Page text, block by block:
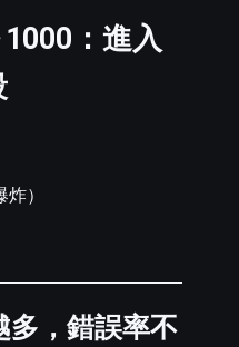
：進入
）
多，錯誤率不